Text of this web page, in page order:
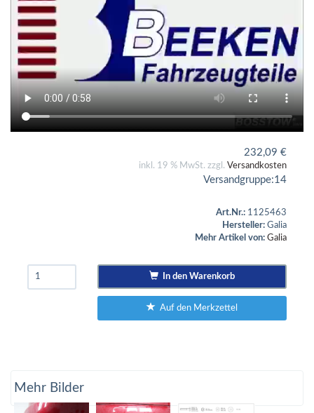
232,09 €
inkl. 19 % MwSt. zzgl. Versandkosten
Versandgruppe:14
Art.Nr.: 1125463
Hersteller: Galia
Mehr Artikel von: Galia
In den Warenkorb
Auf den Merkzettel
Mehr Bilder